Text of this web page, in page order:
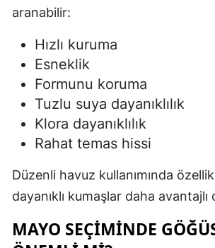
aranabilir:
Hızlı kuruma
Esneklik
Formunu koruma
Tuzlu suya dayanıklılık
Klora dayanıklılık
Rahat temas hissi
Düzenli havuz kullanımında
dayanıklı kumaşlar daha avantajlı
MAYO SEÇIMINDE